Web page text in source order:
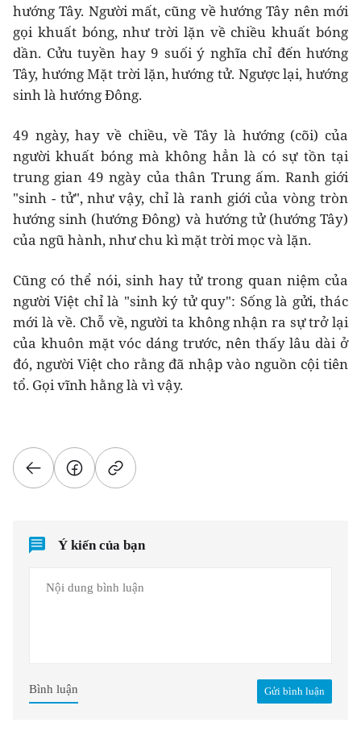
hướng Tây. Người mất, cũng về hướng Tây nên mới
gọi khuất bóng, như trời lặn về chiều khuất bóng
dần. Cửu tuyền hay 9 suối ý nghĩa chỉ đến hướng
Tây, hướng Mặt trời lặn, hướng tử. Ngược lại, hướng
sinh là hướng Đông.
49 ngày, hay về chiều, về Tây là hướng (cõi) của
người khuất bóng mà không hẳn là có sự tồn tại
trung gian 49 ngày của thân Trung ấm. Ranh giới
"sinh - tử", như vậy, chỉ là ranh giới của vòng tròn
hướng sinh (hướng Đông) và hướng tử (hướng Tây)
của ngũ hành, như chu kì mặt trời mọc và lặn.
Cũng có thể nói, sinh hay tử trong quan niệm của
người Việt chỉ là "sinh ký tử quy": Sống là gửi, thác
mới là về. Chỗ về, người ta không nhận ra sự trở lại
của khuôn mặt vóc dáng trước, nên thấy lâu dài ở
đó, người Việt cho rằng đã nhập vào nguồn cội tiên
tổ. Gọi vĩnh hằng là vì vậy.
Ý kiến của bạn
Gửi bình luận
Bình luận